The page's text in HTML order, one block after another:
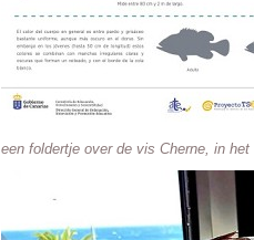
een foldertje over de vis Cherne, in